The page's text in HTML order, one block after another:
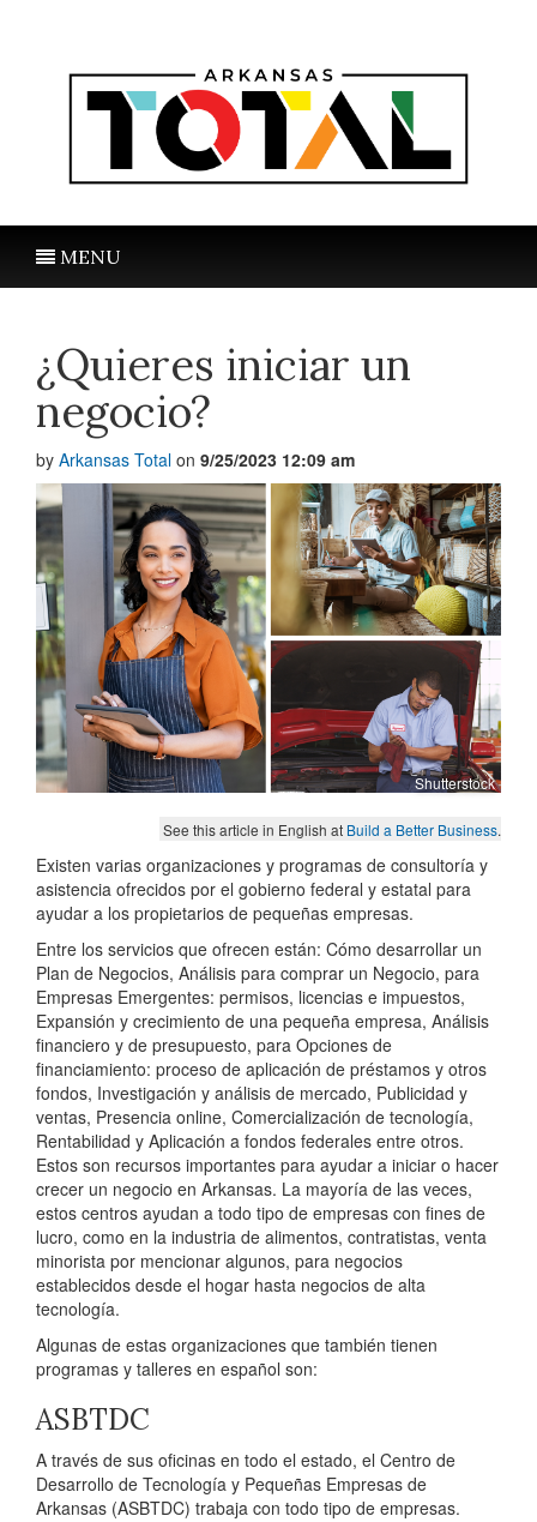
MENU
¿Quieres iniciar un
negocio?
by Arkansas Total on 9/25/2023 12:09 am
Shutterstock
See this article in English at Build a Better Business.
Existen varias organizaciones y programas de consultoría y
asistencia ofrecidos por el gobierno federal y estatal para
ayudar a los propietarios de pequeñas empresas.
Entre los servicios que ofrecen están: Cómo desarrollar un
Plan de Negocios, Análisis para comprar un Negocio, para
Empresas Emergentes: permisos, licencias e impuestos,
Expansión y crecimiento de una pequeña empresa, Análisis
financiero y de presupuesto, para Opciones de
financiamiento: proceso de aplicación de préstamos y otros
fondos, Investigación y análisis de mercado, Publicidad y
ventas, Presencia online, Comercialización de tecnología,
Rentabilidad y Aplicación a fondos federales entre otros.
Estos son recursos importantes para ayudar a iniciar o hacer
crecer un negocio en Arkansas. La mayoría de las veces,
estos centros ayudan a todo tipo de empresas con fines de
lucro, como en la industria de alimentos, contratistas, venta
minorista por mencionar algunos, para negocios
establecidos desde el hogar hasta negocios de alta
tecnología.
Algunas de estas organizaciones que también tienen
programas y talleres en español son:
ASBTDC
A través de sus oficinas en todo el estado, el Centro de
Desarrollo de Tecnología y Pequeñas Empresas de
Arkansas (ASBTDC) trabaja con todo tipo de empresas.